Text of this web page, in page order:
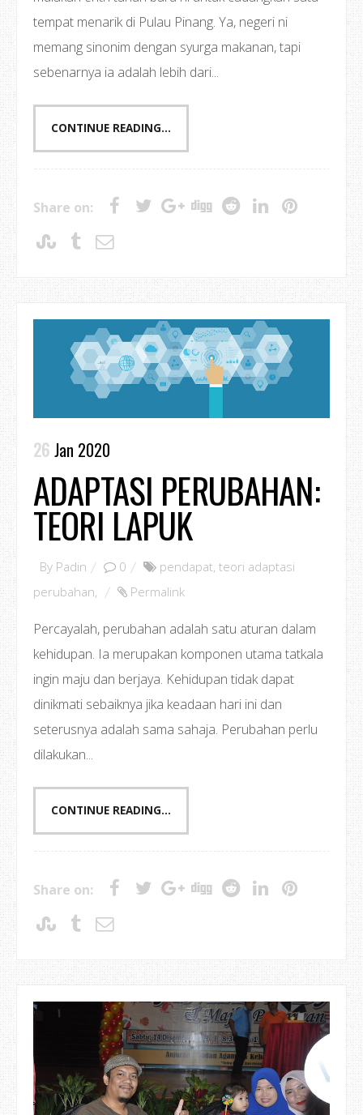
tempat menarik di Pulau Pinang. Ya, negeri ni
memang sinonim dengan syurga makanan, tapi
sebenarnya ia adalah lebih dari...
CONTINUE READING...
Share on:
26 Jan 2020
ADAPTASI PERUBAHAN:
TEORI LAPUK
By Padin 0 pendapat, teori adaptasi
perubahan, Permalink
Percayalah, perubahan adalah satu aturan dalam
kehidupan. Ia merupakan komponen utama tatkala
ingin maju dan berjaya. Kehidupan tidak dapat
dinikmati sebaiknya jika keadaan hari ini dan
seterusnya adalah sama sahaja. Perubahan perlu
dilakukan...
CONTINUE READING...
Share on: